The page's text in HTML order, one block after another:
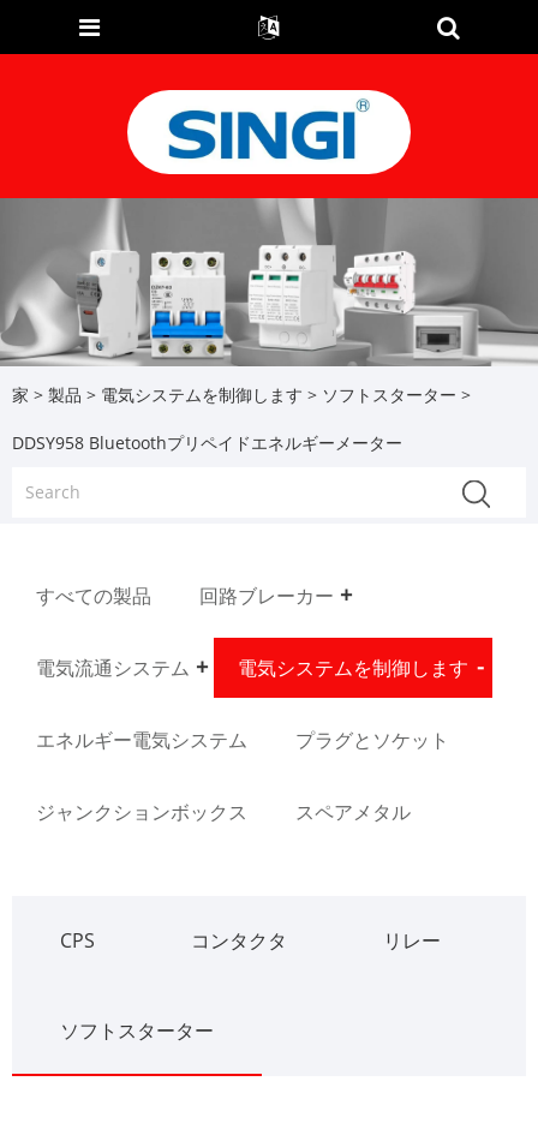
家 > 製品 > 電気システムを制御します > ソフトスターター >
DDSY958 Bluetoothプリペイドエネルギーメーター
すべての製品 回路ブレーカー
電気流通システム 電気システムを制御します
エネルギー電気システム プラグとソケット
ジャンクションボックス スペアメタル
CPS コンタクタ リレー
ソフトスターター